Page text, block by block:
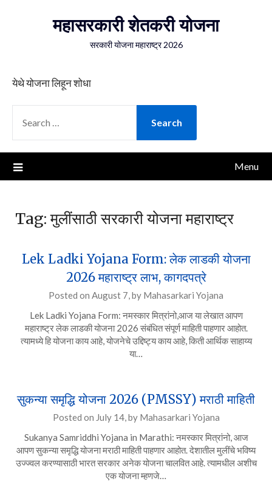
महासरकारी शेतकरी योजना
सरकारी योजना महाराष्ट्र 2026
येथे योजना लिहून शोधा
FOR:
Menu
Tag:मुलींसाठी सरकारी योजना महाराष्ट्र
Lek Ladki Yojana Form: लेक लाडकी योजना
2026 महाराष्ट्र लाभ, कागदपत्रे
Posted on August 7,by Mahasarkari Yojana
Lek Ladki Yojana Form: नमस्कार मित्रांनो,आज या लेखात आपण
महाराष्ट्र लेक लाडकी योजना 2026 संबंधित संपूर्ण माहिती पाहणार आहोत.
त्यामध्ये हि योजना काय आहे, योजनेचे उद्दिष्ट्य काय आहे, किती आर्थिक साहाय्य
या…
सुकन्या समृद्धि योजना 2026 (PMSSY) मराठी माहिती
Posted on July 14,by Mahasarkari Yojana
Sukanya Samriddhi Yojana in Marathi: नमस्कार मित्रांनो, आज
आपण सुकन्या समृद्धि योजना मराठी माहिती पाहणार आहोत. देशातील मुलींचे भविष्य
उज्ज्वल करण्यासाठी भारत सरकार अनेक योजना चालवित आहे. त्यामधील अशीच
एक योजना म्हणजे…